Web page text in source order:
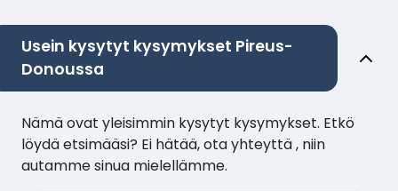
Usein kysytyt kysymykset Pireus-
Donoussa
Nämä ovat yleisimmin kysytyt kysymykset. Etkö
löydä etsimääsi? Ei hätää, ota yhteyttä , niin
autamme sinua mielellämme.